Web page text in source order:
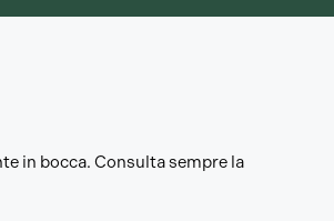
in bocca. Consulta sempre la